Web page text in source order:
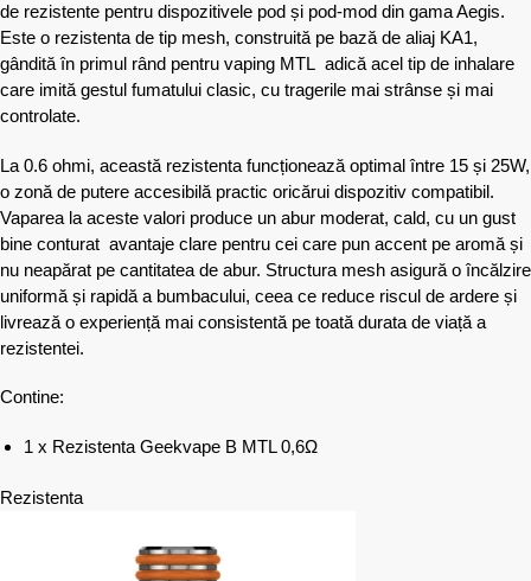
de rezistente pentru dispozitivele pod și pod-mod din gama Aegis.
Este o rezistenta de tip mesh, construită pe bază de aliaj KA1,
gândită în primul rând pentru vaping MTL adică acel tip de inhalare
care imită gestul fumatului clasic, cu tragerile mai strânse și mai
controlate.
La 0.6 ohmi, această rezistenta funcționează optimal între 15 și 25W,
o zonă de putere accesibilă practic oricărui dispozitiv compatibil.
Vaparea la aceste valori produce un abur moderat, cald, cu un gust
bine conturat avantaje clare pentru cei care pun accent pe aromă și
nu neapărat pe cantitatea de abur. Structura mesh asigură o încălzire
uniformă și rapidă a bumbacului, ceea ce reduce riscul de ardere și
livrează o experiență mai consistentă pe toată durata de viață a
rezistentei.
Contine:
1 x Rezistenta Geekvape B MTL 0,6Ω
Rezistenta